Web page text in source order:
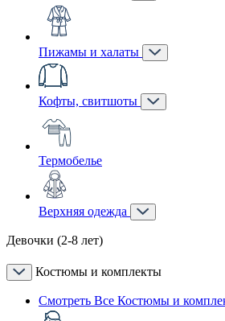
Пижамы и халаты
Кофты, свитшоты
Термобелье
Верхняя одежда
Девочки (2-8 лет)
Костюмы и комплекты
Смотреть Все Костюмы и